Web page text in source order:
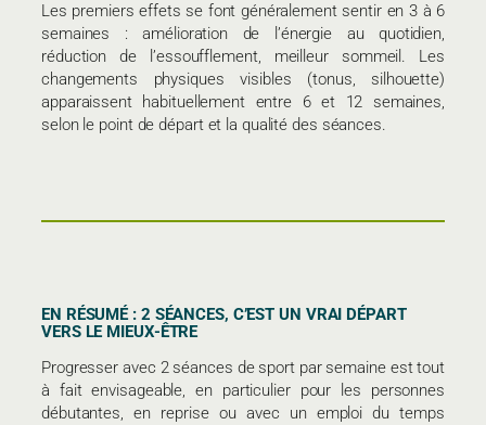
Les premiers effets se font généralement sentir en 3 à 6
semaines : amélioration de l’énergie au quotidien,
réduction de l’essoufflement, meilleur sommeil. Les
changements physiques visibles (tonus, silhouette)
apparaissent habituellement entre 6 et 12 semaines,
selon le point de départ et la qualité des séances.
EN RÉSUMÉ : 2 SÉANCES, C’EST UN VRAI DÉPART
VERS LE MIEUX-ÊTRE
Progresser avec 2 séances de sport par semaine est tout
à fait envisageable, en particulier pour les personnes
débutantes, en reprise ou avec un emploi du temps